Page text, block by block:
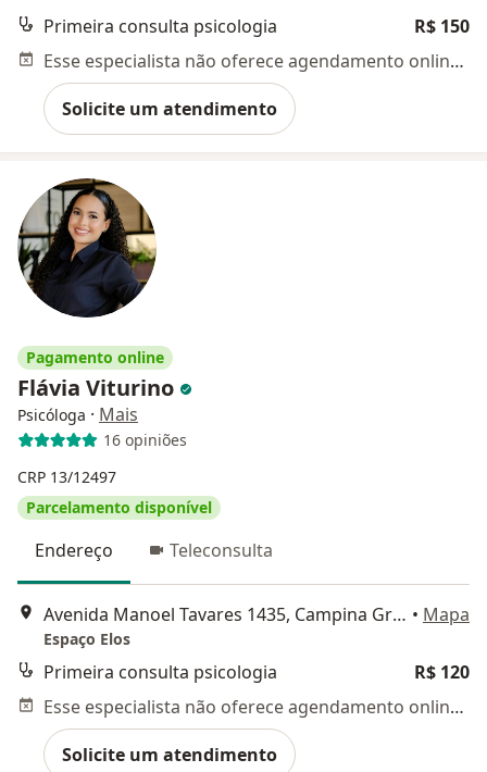
Primeira consulta psicologia
R$ 150
Esse especialista não oferece agendamento online para esse endereço.
Solicite um atendimento
Pagamento online
Flávia Viturino
Psicóloga · Mais
16 opiniões
CRP 13/12497
Parcelamento disponível
Endereço Teleconsulta
Avenida Manoel Tavares 1435, Campina Grande • Mapa
Espaço Elos
Primeira consulta psicologia
R$ 120
Esse especialista não oferece agendamento online para esse endereço.
Solicite um atendimento